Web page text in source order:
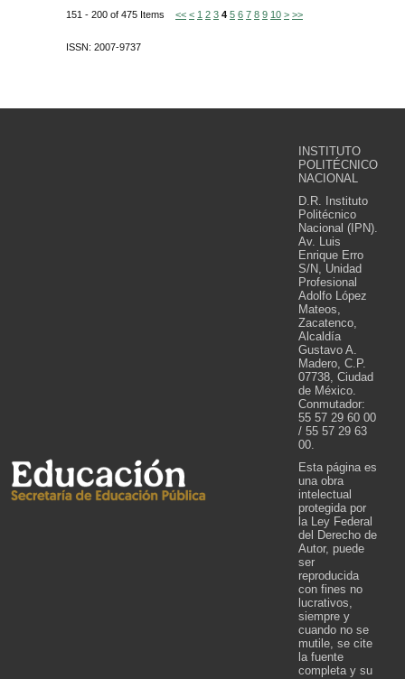
151 - 200 of 475 Items << < 1 2 3 4 5 6 7 8 9 10 > >>
ISSN: 2007-9737
INSTITUTO
POLITÉCNICO
NACIONAL
D.R. Instituto
Politécnico
Nacional (IPN).
Av. Luis
Enrique Erro
S/N, Unidad
Profesional
Adolfo López
Mateos,
Zacatenco,
Alcaldía
Gustavo A.
Madero, C.P.
07738, Ciudad
de México.
Conmutador:
55 57 29 60 00
/ 55 57 29 63
00.
Esta página es
una obra
intelectual
protegida por
la Ley Federal
del Derecho de
Autor, puede
ser
reproducida
con fines no
lucrativos,
siempre y
cuando no se
mutile, se cite
la fuente
completa y su